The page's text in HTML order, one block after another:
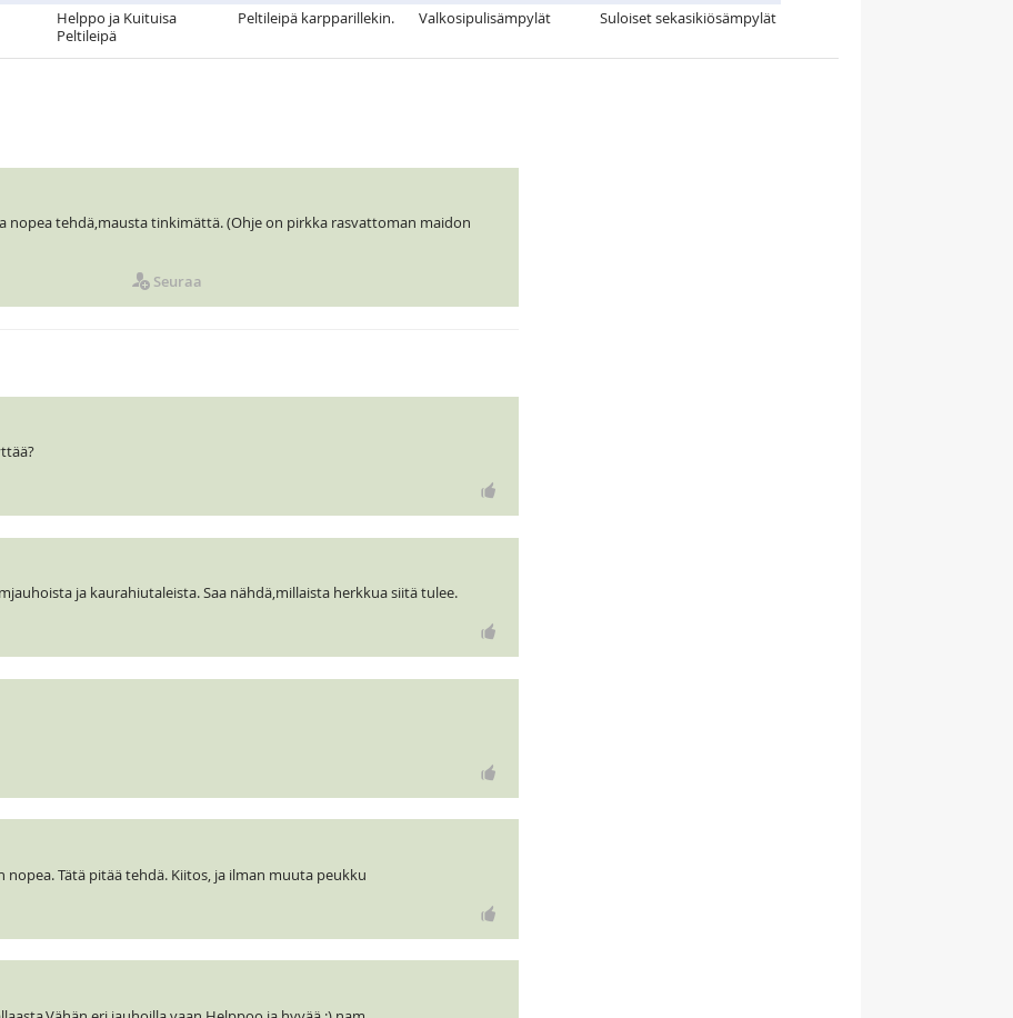
Helppo ja Kuituisa
Peltileipä
Peltileipä karpparillekin. Valkosipulisämpylät Suloiset sekasikiösämpylät
nopea tehdä,mausta tinkimättä. (Ohje on pirkka rasvattoman maidon
Seuraa
ja kaurahiutaleista. Saa nähdä,millaista herkkua siitä tulee.
nopea. Tätä pitää tehdä. Kiitos, ja ilman muuta peukku